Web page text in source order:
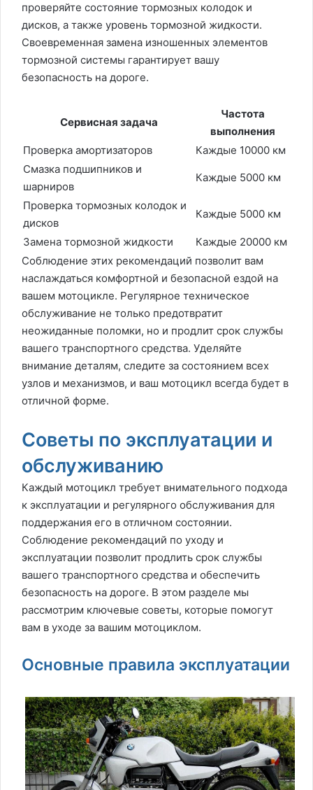
проверяйте состояние тормозных колодок и
дисков, а также уровень тормозной жидкости.
Своевременная замена изношенных элементов
тормозной системы гарантирует вашу
безопасность на дороге.
Сервисная задача
Частота
выполнения
Проверка амортизаторов
Каждые 10000 км
Смазка подшипников и
шарниров
Каждые 5000 км
Проверка тормозных колодок и
дисков
Каждые 5000 км
Замена тормозной жидкости
Каждые 20000 км
Соблюдение этих рекомендаций позволит вам
наслаждаться комфортной и безопасной ездой на
вашем мотоцикле. Регулярное техническое
обслуживание не только предотвратит
неожиданные поломки, но и продлит срок службы
вашего транспортного средства. Уделяйте
внимание деталям, следите за состоянием всех
узлов и механизмов, и ваш мотоцикл всегда будет в
отличной форме.
Советы по эксплуатации и
обслуживанию
Каждый мотоцикл требует внимательного подхода
к эксплуатации и регулярного обслуживания для
поддержания его в отличном состоянии.
Соблюдение рекомендаций по уходу и
эксплуатации позволит продлить срок службы
вашего транспортного средства и обеспечить
безопасность на дороге. В этом разделе мы
рассмотрим ключевые советы, которые помогут
вам в уходе за вашим мотоциклом.
Основные правила эксплуатации